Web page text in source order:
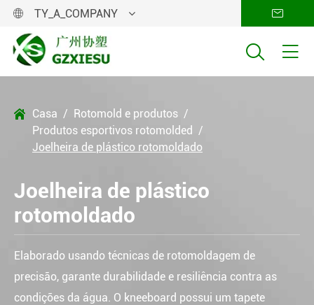
 TY_A_COMPANY 
 
 Casa
Rotomold e produtos
Produtos esportivos rotomolded
Joelheira de plástico rotomoldado
Joelheira de plástico
rotomoldado
Elaborado usando técnicas de rotomoldagem de
precisão, garante durabilidade e resiliência contra as
condições da água. O kneeboard possui um tapete